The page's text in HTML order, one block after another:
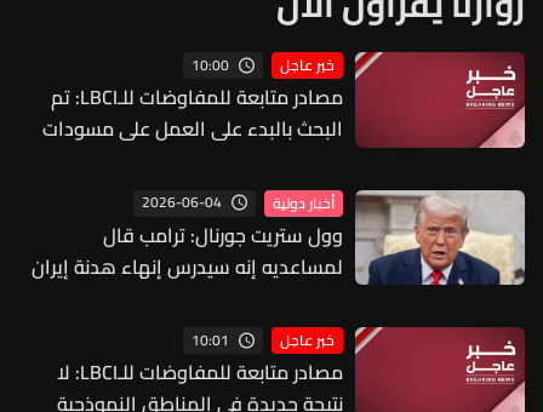
خبر عاجل 10:00
مصادر متابعة للمفاوضات للـLBCI: تم
البحث بالبدء على العمل على مسودات
عندها والمرجعيات القانونية لهذا
الإتفاق إن كان عبر الأمم المتحدة أو
الولايات المتحدة
أخبار دولية 2026-06-04
وول ستريت جورنال: ترامب قال
لمساعديه إنه سيدرس إنهاء هدنة إيران
خبر عاجل 10:01
مصادر متابعة للمفاوضات للـLBCI: لا
نتيجة جديدة في المناطق النموذجية